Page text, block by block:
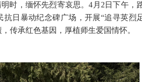
时，缅怀先烈寄哀思。4月2日下午，
日暴动纪念碑广场，开展“追寻英烈
传承红色基因，厚植师生爱国情怀。